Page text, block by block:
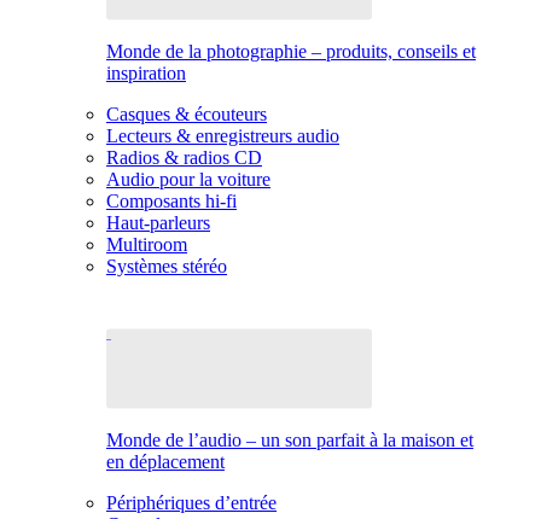
Monde de la photographie – produits, conseils et
inspiration
Casques & écouteurs
Lecteurs & enregistreurs audio
Radios & radios CD
Audio pour la voiture
Composants hi-fi
Haut-parleurs
Multiroom
Systèmes stéréo
Monde de l’audio – un son parfait à la maison et
en déplacement
Périphériques d’entrée